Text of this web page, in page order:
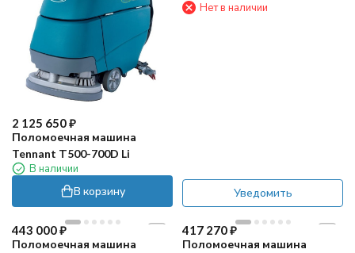
2 125 650₽
Поломоечная машина
Tennant Т500-700D Li
В наличии
В корзину
Нет в наличии
Уведомить
443 000₽
Поломоечная машина
417 270₽
Поломоечная машина